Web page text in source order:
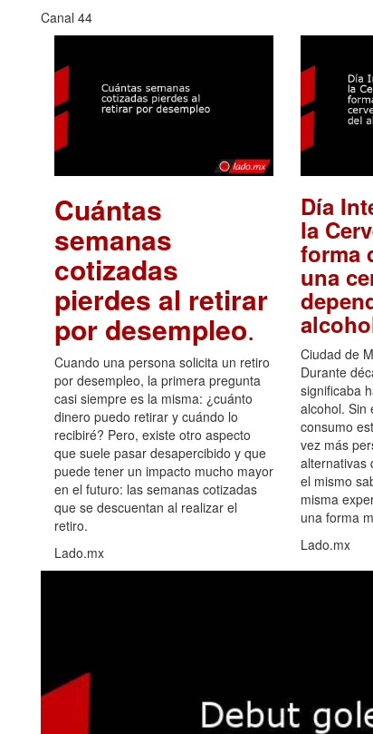
Canal 44
Cuántas
semanas
cotizadas
pierdes al retirar
por desempleo.
Cuando una persona solicita un retiro
por desempleo, la primera pregunta
casi siempre es la misma: ¿cuánto
dinero puedo retirar y cuándo lo
recibiré? Pero, existe otro aspecto
que suele pasar desapercibido y que
puede tener un impacto mucho mayor
en el futuro: las semanas cotizadas
que se descuentan al realizar el
retiro.
Lado.mx
Día
la
forma
una
Ciudad de
Durante
significaba
alcohol. Sin
consumo
vez más
alternativas
el mismo
misma
una forma
Lado.mx